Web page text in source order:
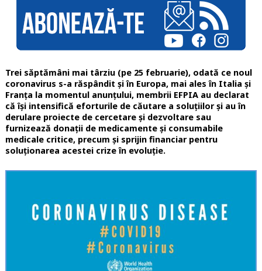
Trei săptămâni mai târziu (pe 25 februarie), odată ce noul
coronavirus s-a răspândit și în Europa, mai ales în Italia și
Franța la momentul anunțului, membrii EFPIA au declarat
că își intensifică eforturile de căutare a soluțiilor și au în
derulare proiecte de cercetare și dezvoltare sau
furnizează donații de medicamente și consumabile
medicale critice, precum și sprijin financiar pentru
soluționarea acestei crize în evoluție.